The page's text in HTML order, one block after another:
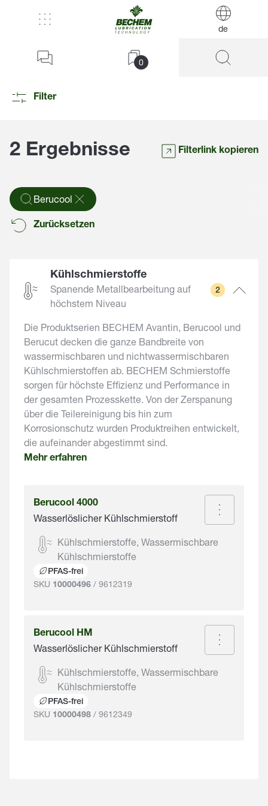
de
0
Filter
2 Ergebnisse Filterlink kopieren
Berucool
Zurücksetzen
Kühlschmierstoffe
Spanende Metallbearbeitung auf
höchstem Niveau
2
Die Produktserien BECHEM Avantin, Berucool und
Berucut decken die ganze Bandbreite von
wassermischbaren und nichtwassermischbaren
Kühlschmierstoffen ab. BECHEM Schmierstoffe
sorgen für höchste Effizienz und Performance in
der gesamten Prozesskette. Von der Zerspanung
über die Teilereinigung bis hin zum
Korrosionschutz wurden Produktreihen entwickelt,
die aufeinander abgestimmt sind.
Mehr erfahren
Berucool 4000
Wasserlöslicher Kühlschmierstoff
Kühlschmierstoffe, Wassermischbare
Kühlschmierstoffe
PFAS-frei
SKU 10000496 / 9612319
Berucool HM
Wasserlöslicher Kühlschmierstoff
Kühlschmierstoffe, Wassermischbare
Kühlschmierstoffe
PFAS-frei
SKU 10000498 / 9612349